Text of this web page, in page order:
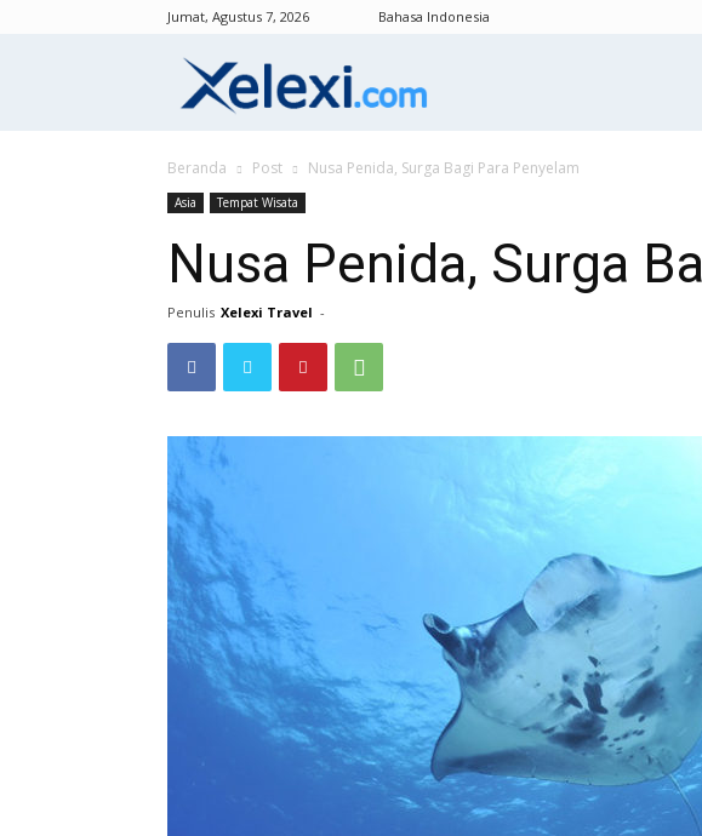
Jumat, Agustus 7, 2026 Bahasa Indonesia
Beranda Post Nusa Penida, Surga Bagi Para Penyelam
Asia Tempat Wisata
Nusa Penida, Surga
Penulis Xelexi Travel -